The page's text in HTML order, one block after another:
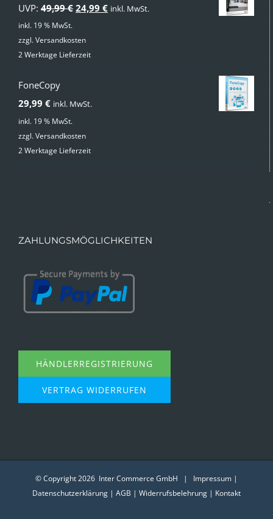
UVP: 49,99€ Ursprünglicher
war:
24,99 €Aktueller
inkl. MwSt.
inkl. 19 % MwSt.
zzgl.Versandkosten
2 Werktage Lieferzeit
FoneCopy
29,99 € inkl. MwSt.
inkl. 19 % MwSt.
zzgl.Versandkosten
2 Werktage Lieferzeit
ZAHLUNGSMÖGLICHKEITEN
HÄNDLERREGISTRIERUNG
VERTRAG WIDERRUFEN
© Copyright2026 Inter Commerce GmbH | Impressum |
Datenschutzerklärung | AGB | Widerrufsbelehrung | Kontakt